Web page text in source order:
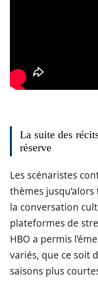
La suite des
réserve
Les scénaristes
thèmes
la conversation
plateformes de
HBO a permis
variés, que ce soit
saisons plus